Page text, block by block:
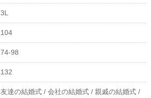
3L
104
74-98
132
友達の結婚式 / 会社の結婚式 / 親戚の結婚式 /